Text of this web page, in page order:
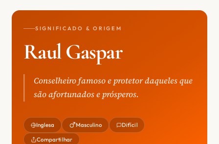
SIGNIFICADO & ORIGEM
Raul Gaspar
Conselheiro famoso e protetor daqueles que
são afortunados e prósperos.
Inglesa Masculino Difícil
Compartilhar